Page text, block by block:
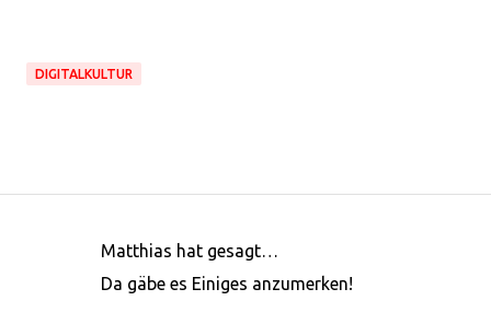
DIGITALKULTUR
Matthias hat gesagt…
Da gäbe es Einiges anzumerken!